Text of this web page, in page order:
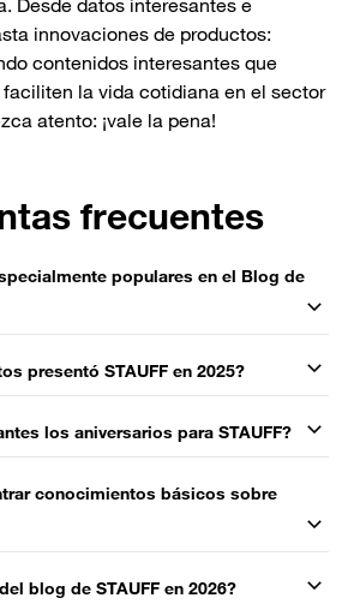
innovaciones de productos:
contenidos interesantes que
la vida cotidiana en el sector
atento: ¡vale la pena!
frecuentes
populares en el Blog de
presentó STAUFF en 2025?
los aniversarios para STAUFF?
conocimientos básicos sobre
blog de STAUFF en 2026?